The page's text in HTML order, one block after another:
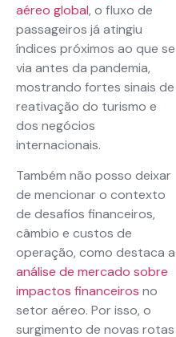
aéreo global, o fluxo de
passageiros já atingiu
índices próximos ao que se
via antes da pandemia,
mostrando fortes sinais de
reativação do turismo e
dos negócios
internacionais.
Também não posso deixar
de mencionar o contexto
de desafios financeiros,
câmbio e custos de
operação, como destaca a
análise de mercado sobre
impactos financeiros no
setor aéreo. Por isso, o
surgimento de novas rotas